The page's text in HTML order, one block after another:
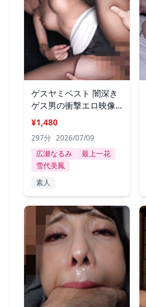
ゲスヤミベスト 闇深き
ゲス男の衝撃エロ映像
297分 .002
¥1,480
297分 2026/07/09
広瀬なるみ
最上一花
雪代美鳳
素人